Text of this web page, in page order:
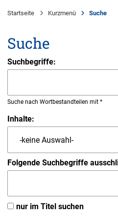
Startseite Kurzmenü Suche
Suche
Suchbegriffe:
Suche nach Wortbestandteilen mit *
Inhalte:
Folgende Suchbegriffe
nur im Titel suchen